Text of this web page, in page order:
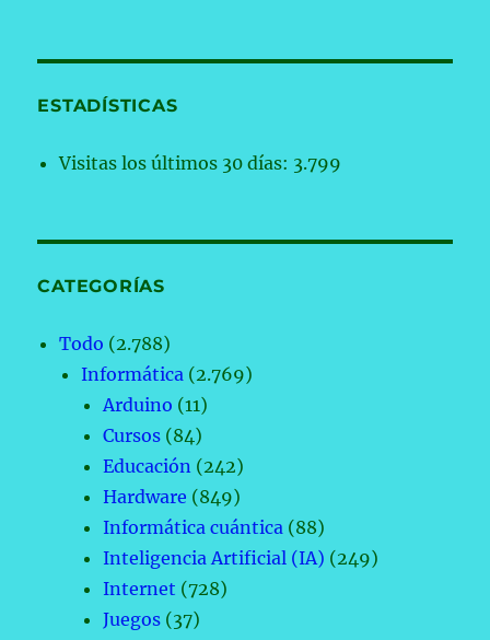
ESTADÍSTICAS
Visitas los últimos 30 días: 3.799
CATEGORÍAS
Todo (2.788)
Informática (2.769)
Arduino (11)
Cursos (84)
Educación (242)
Hardware (849)
Informática cuántica (88)
Inteligencia Artificial (IA) (249)
Internet (728)
Juegos (37)